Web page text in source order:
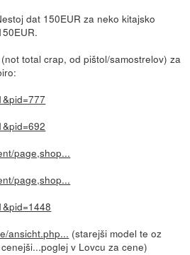
dat 150EUR za neko kitajsko
total crap, od pištol/samostrelov) za
page,shop...
page,shop...
ansicht.php... (starejši model te oz
v Lovcu za cene)